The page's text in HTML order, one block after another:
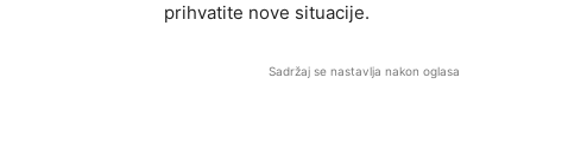
prihvatite nove situacije.
Sadržaj se nastavlja nakon oglasa